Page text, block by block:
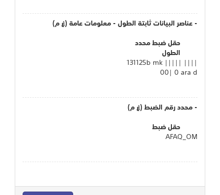
- عناصر البيانات ثابتة الطول - معلومات عامة (غ م)
حقل ضبط محدد
الطول
131125b mk ||||| ||||
00| 0 ara d
- محدد رقم الضبط (غ م)
حقل ضبط
AFAQ_OM